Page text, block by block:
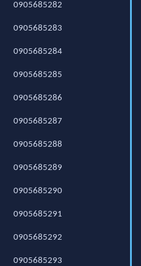
0905685282
0905685283
0905685284
0905685285
0905685286
0905685287
0905685288
0905685289
0905685290
0905685291
0905685292
0905685293